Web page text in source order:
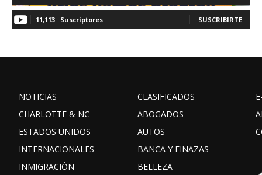
11,113 Suscriptores SUSCRIBIRTE
NOTICIAS
CHARLOTTE & NC
ESTADOS UNIDOS
INTERNACIONALES
INMIGRACIÓN
CLASIFICADOS
ABOGADOS
AUTOS
BANCA Y FINAZAS
BELLEZA